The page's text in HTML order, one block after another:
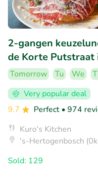
2-gangen
de Korte Putstraat
Tomorrow Tu We
Very popular deal
9.7
Perfect • 974
Kuro's Kitchen
's-Hertogenbosch
Sold: 129